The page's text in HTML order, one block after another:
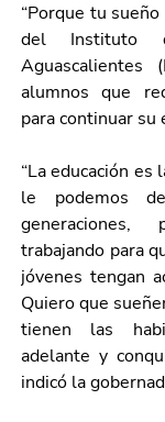
“Porque tu
del Instituto
Aguascalientes
alumnos que
para continuar su
“La educación es
le podemos
trabajando para
jóvenes tengan
Quiero que
tienen las
adelante y
indicó la